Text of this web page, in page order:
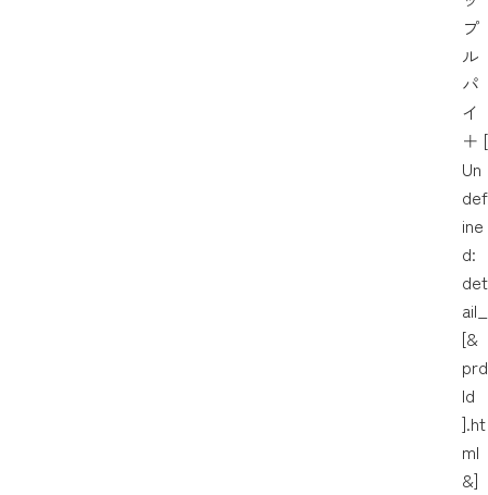
プ
ル
パ
イ
＋ [
Un
def
ine
d:
det
ail_
[&
prd
Id
].ht
ml
&]